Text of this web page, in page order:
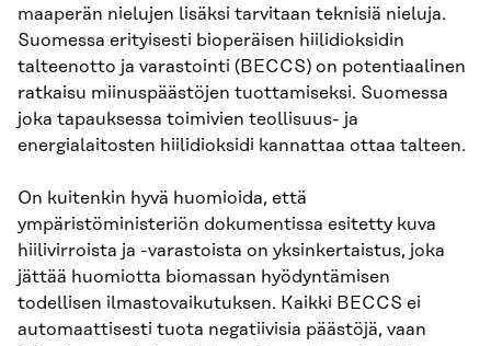
maaperän nielujen lisäksi tarvitaan teknisiä nieluja.
Suomessa erityisesti bioperäisen hiilidioksidin
talteenotto ja varastointi (BECCS) on potentiaalinen
ratkaisu miinuspäästöjen tuottamiseksi. Suomessa
joka tapauksessa toimivien teollisuus- ja
energialaitosten hiilidioksidi kannattaa ottaa talteen.
On kuitenkin hyvä huomioida, että
ympäristöministeriön dokumentissa esitetty kuva
hiilivirroista ja -varastoista on yksinkertaistus, joka
jättää huomiotta biomassan hyödyntämisen
todellisen ilmastovaikutuksen. Kaikki BECCS ei
automaattisesti tuota negatiivisia päästöjä, vaan